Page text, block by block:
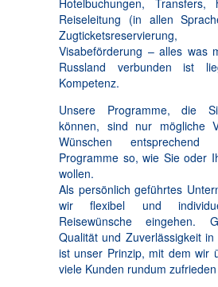
Hotelbuchungen, Transfers,
Reiseleitung (in allen
Zugticketsreservierung,
Visabeförderung – alles was
Russland verbunden ist
Kompetenz.
Unsere Programme, die
können, sind nur mögliche
Wünschen
Programme so, wie Sie oder
wollen.
Als persönlich geführtes
wir flexibel und
Reisewünsche eingehen.
Qualität und Zuverlässigkeit
ist unser Prinzip, mit dem wir
viele Kunden rundum